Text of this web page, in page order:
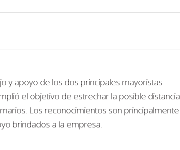
y apoyo de los dos principales mayoristas
el objetivo de estrechar la posible distancia
Los reconocimientos son principalmente
brindados a la empresa.